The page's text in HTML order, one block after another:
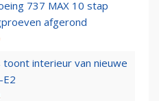
737 MAX 10 stap
afgerond
toont interieur van nieuwe